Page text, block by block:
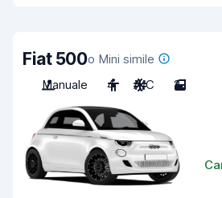
Fiat 500o Mini simile
Manuale
4 A/C 2